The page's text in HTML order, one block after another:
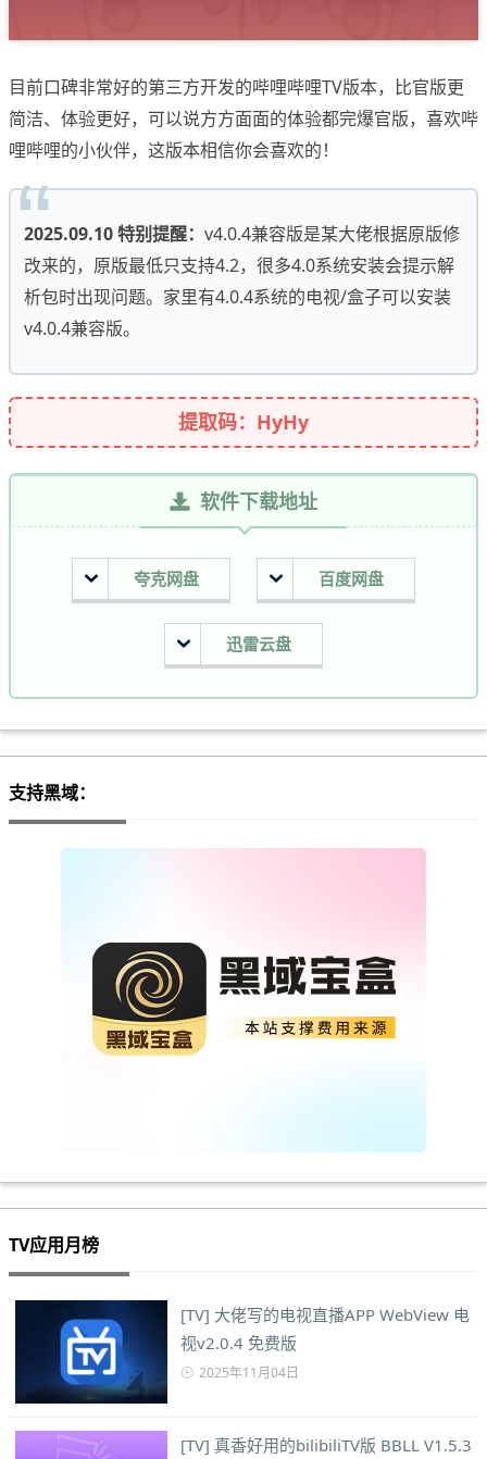
目前口碑非常好的第三方开发的哔哩哔哩TV版本，比官版更
简洁、体验更好，可以说方方面面的体验都完爆官版，喜欢哔
哩哔哩的小伙伴，这版本相信你会喜欢的！
2025.09.10 特别提醒： v4.0.4兼容版是某大佬根据原版修
改来的，原版最低只支持4.2，很多4.0系统安装会提示解
析包时出现问题。家里有4.0.4系统的电视/盒子可以安装
v4.0.4兼容版。
提取码：HyHy
软件下载地址
夸克网盘 百度网盘
迅雷云盘
支持黑域：
TV应用月榜
[TV] 大佬写的电视直播APP WebView 电
视v2.0.4 免费版
2025年11月04日
[TV] 真香好用的bilibiliTV版 BBLL V1.5.3